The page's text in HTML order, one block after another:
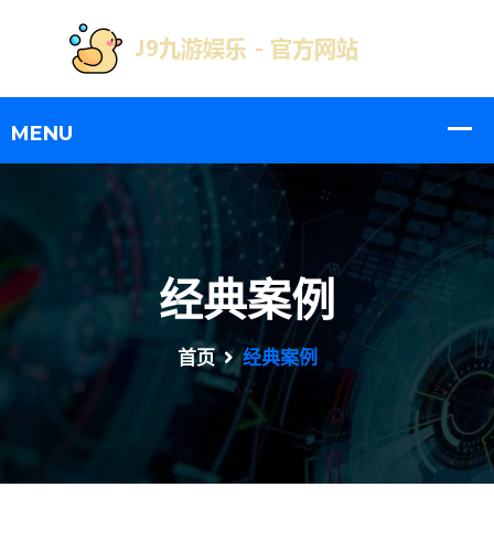
经典案例
首页 经典案例